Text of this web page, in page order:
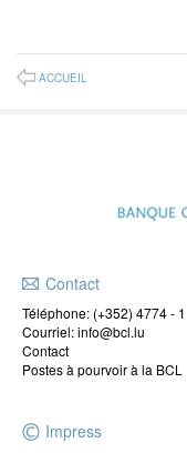
ACCUEIL
Contact
Téléphone: (+352) 4774 - 1
Courriel: info@bcl.lu
Contact
Postes à pourvoir à la BCL
Impress